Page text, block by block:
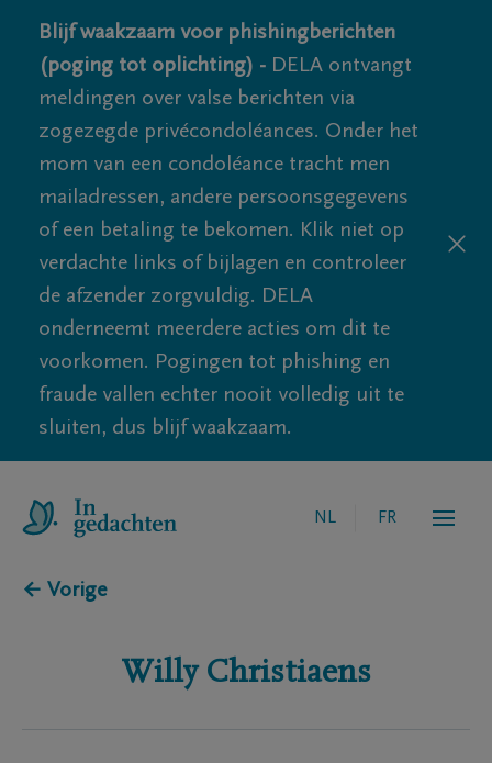
Blijf waakzaam voor phishingberichten
(poging tot oplichting) - DELA ontvangt
meldingen over valse berichten via
zogezegde privécondoléances. Onder het
mom van een condoléance tracht men
mailadressen, andere persoonsgegevens
of een betaling te bekomen. Klik niet op
verdachte links of bijlagen en controleer
de afzender zorgvuldig. DELA
onderneemt meerdere acties om dit te
voorkomen. Pogingen tot phishing en
fraude vallen echter nooit volledig uit te
sluiten, dus blijf waakzaam.
NL FR
← Vorige
Willy Christiaens